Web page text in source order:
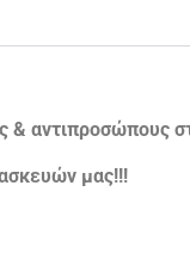
& αντιπροσώπους
μας!!!